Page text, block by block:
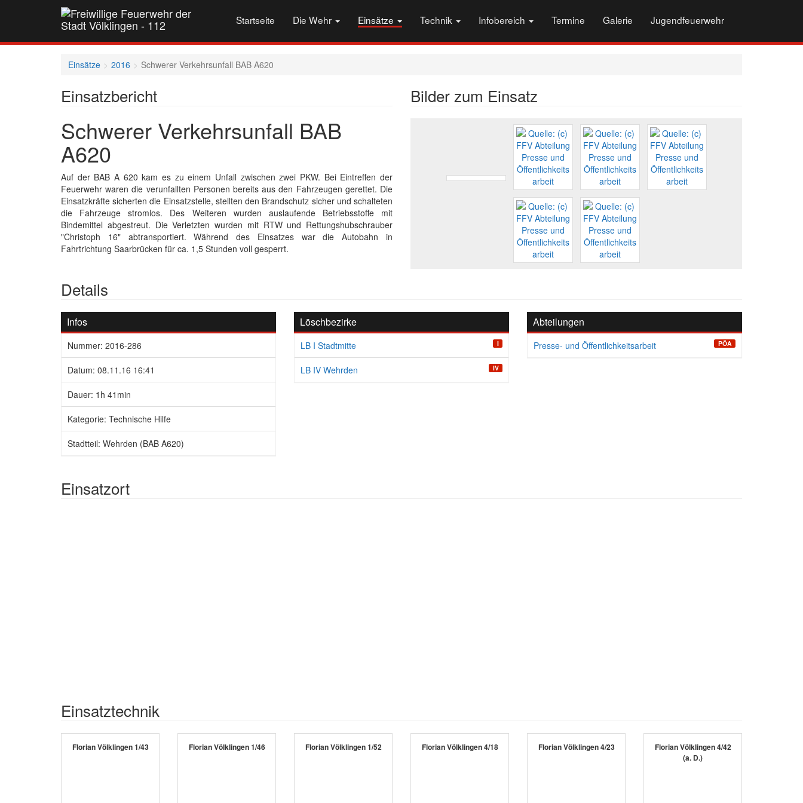
Startseite Die Wehr Einsätze Technik Infobereich Termine Galerie Jugendfeuerwehr
Einsätze 2016 Schwerer Verkehrsunfall BAB A620
Einsatzbericht
Schwerer Verkehrsunfall BAB
A620
Auf der BAB A 620 kam es zu einem Unfall zwischen zwei PKW. Bei Eintreffen der
Feuerwehr waren die verunfallten Personen bereits aus den Fahrzeugen gerettet. Die
Einsatzkräfte sicherten die Einsatzstelle, stellten den Brandschutz sicher und schalteten
die Fahrzeuge stromlos. Des Weiteren wurden auslaufende Betriebsstoffe mit
Bindemittel abgestreut. Die Verletzten wurden mit RTW und Rettungshubschrauber
"Christoph 16" abtransportiert. Während des Einsatzes war die Autobahn in
Fahrtrichtung Saarbrücken für ca. 1,5 Stunden voll gesperrt.
Bilder zum Einsatz
Details
Infos
Nummer: 2016-286
Datum: 08.11.16 16:41
Dauer: 1h 41min
Kategorie: Technische Hilfe
Stadtteil: Wehrden (BAB A620)
Löschbezirke
LB I Stadtmitte I
LB IV Wehrden IV
Abteilungen
Presse- und Öffentlichkeitsarbeit PÖA
Einsatzort
Einsatztechnik
Florian Völklingen 1/43 Florian Völklingen 1/46 Florian Völklingen 1/52 Florian Völklingen 4/18 Florian Völklingen 4/23
Florian Völklingen 4/42
(a. D.)